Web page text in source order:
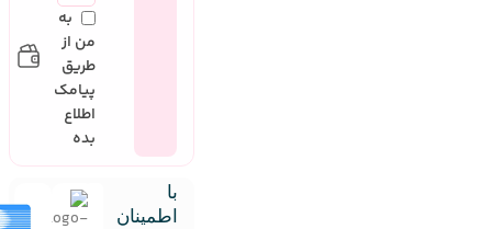
به
من از
طریق
پیامک
اطلاع
بده
با
اطمینان